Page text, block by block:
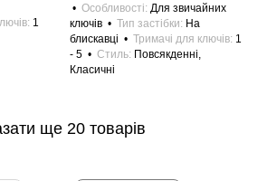
1
Особливості Для звичайних
ключів
Тип застібки
На
блискавці
Тримачі для ключів 1
- 5
Стиль Повсякденні,
Класичні
ще 20 товарів